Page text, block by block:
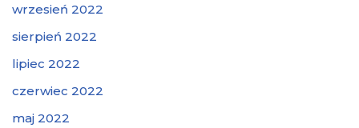
wrzesień 2022
sierpień 2022
lipiec 2022
czerwiec 2022
maj 2022